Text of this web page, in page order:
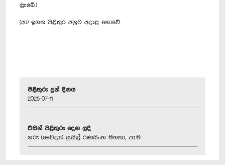
ලැබේ.)
(ආ) ඉහත පිළිතුර අනුව අදාළ නොවේ.
පිළිතුරු දුන් දිනය
2025-07-11
විසින් පිළිතුරු දෙන ලදී
ගරු (වෛද්‍ය) සුසිල් රණසිංහ මහතා, පා.ම.